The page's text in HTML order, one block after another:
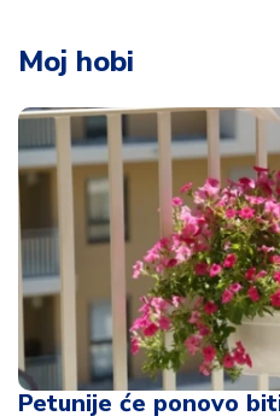
Moj hobi
Petunije će ponovo